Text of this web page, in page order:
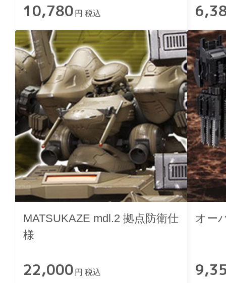
10,780 円 税込
MATSUKAZE mdl.2 拠点防衛仕
様
22,000 円 税込
オー